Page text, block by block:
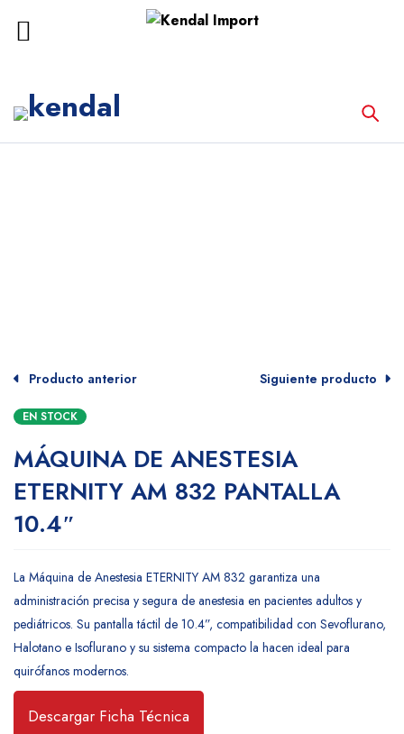
Producto anterior Siguiente producto
EN STOCK
MÁQUINA DE ANESTESIA
ETERNITY AM 832 PANTALLA
10.4″
La Máquina de Anestesia ETERNITY AM 832 garantiza una
administración precisa y segura de anestesia en pacientes adultos y
pediátricos. Su pantalla táctil de 10.4”, compatibilidad con Sevoflurano,
Halotano e Isoflurano y su sistema compacto la hacen ideal para
quirófanos modernos.
Descargar Ficha Técnica